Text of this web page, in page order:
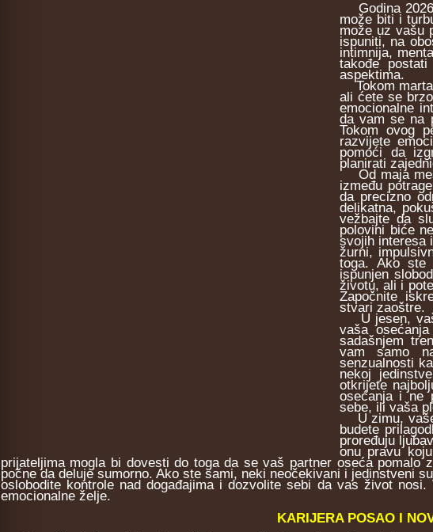
Godina
može biti i
može uz vašu
ispuniti, na
intimnija,
takođe
aspektima.
Tokom marta
ali ćete se
emocionalne
da vam se na
Tokom ovog
razvijete
pomoći da
planirati
Od maja
između
da precizno
delikatna,
vežbajte da
polovini biće
svojih interesa
žurni,
toga. Ako
ispunjen
životu, ali i
Započnite
stvari zaoštre.
U jesen,
vaša
sadašnjem
vam samo
senzualnosti
nekoj
otkrijete
osećanja i ne
sebe, ili vaša
U zimu, vaše
budete
proređuju
onu pravu
prijateljima mogla bi dovesti do toga da se vaš partner oseća pomalo
počne da deluje sumorno. Ako ste sami, neki neočekivani i jedinstveni
oslobodite kontrole nad događajima i dozvolite sebi da vas život
emocionalne želje.
KARIJERA POSAO I